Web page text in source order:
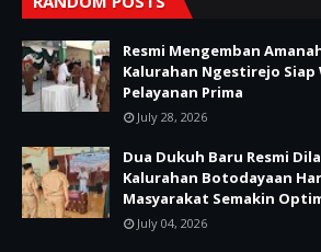
Resmi Mengemban
Kalurahan Ngestirejo Siap
Pelayanan Prima
July 28, 2026
Dua Dukuh Baru Resmi
Kalurahan Botodayaan
Masyarakat Semakin
July 04, 2026